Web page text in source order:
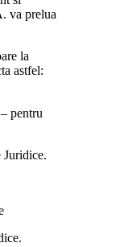
va prelua
la
astfel:
pentru
Juridice.